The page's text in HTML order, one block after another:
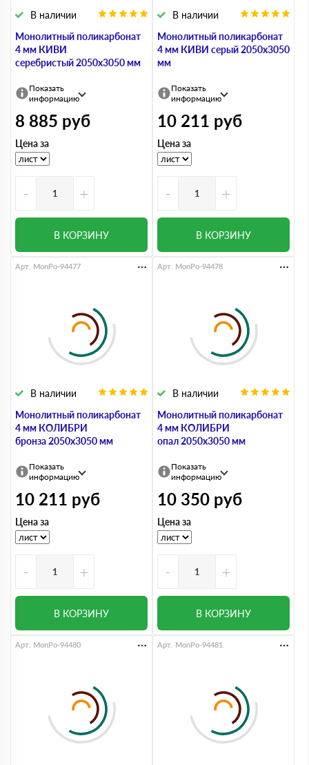
Монолитный поликарбонат
4 мм КИВИ
серебристый 2050х3050 мм
В наличии
Показать
информацию
8 885 руб
Цена за
- +
В КОРЗИНУ
Монолитный поликарбонат
4 мм КИВИ серый 2050х3050
мм
В наличии
Показать
информацию
10 211 руб
Цена за
- +
В КОРЗИНУ
Монолитный поликарбонат
4 мм КОЛИБРИ
бронза 2050х3050 мм
В наличии
Арт. MonPo-94477
Показать
информацию
10 211 руб
Цена за
- +
В КОРЗИНУ
Монолитный поликарбонат
4 мм КОЛИБРИ
опал 2050х3050 мм
В наличии
Арт. MonPo-94478
Показать
информацию
10 350 руб
Цена за
- +
В КОРЗИНУ
Арт. MonPo-94480 Арт. MonPo-94481